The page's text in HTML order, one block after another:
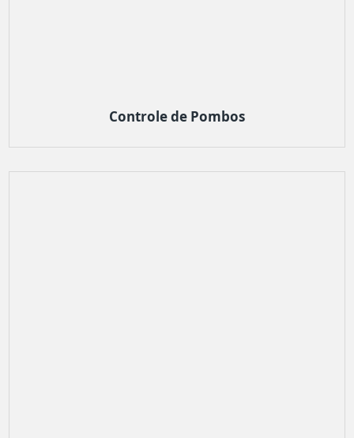
Controle de Pombos